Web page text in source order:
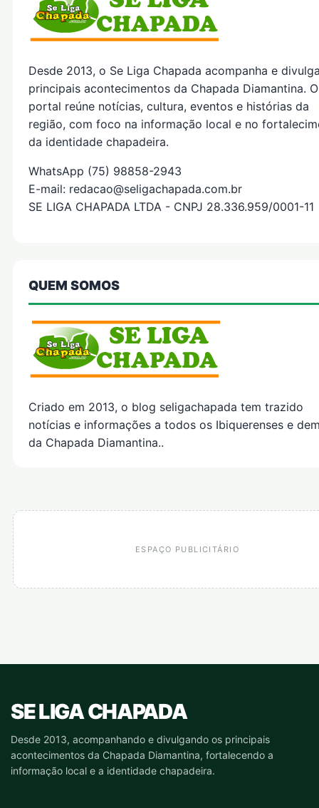
Desde 2013, o Se Liga Chapada acompanha e
principais acontecimentos da Chapada Diamantina. O
portal reúne notícias, cultura, eventos e histórias da
região, com foco na informação local e no
da identidade chapadeira.
WhatsApp (75) 98858-2943
E-mail: redacao@seligachapada.com.br
SE LIGA CHAPADA LTDA - CNPJ 28.336.959/0001-11
QUEM SOMOS
Criado em 2013, o blog seligachapada tem trazido
notícias e informações a todos os Ibiquerenses e
da Chapada Diamantina..
ESPAÇO PUBLICITÁRIO
SE LIGA CHAPADA
Desde 2013, acompanhando e divulgando os principais
acontecimentos da Chapada Diamantina, fortalecendo a
informação local e a identidade chapadeira.